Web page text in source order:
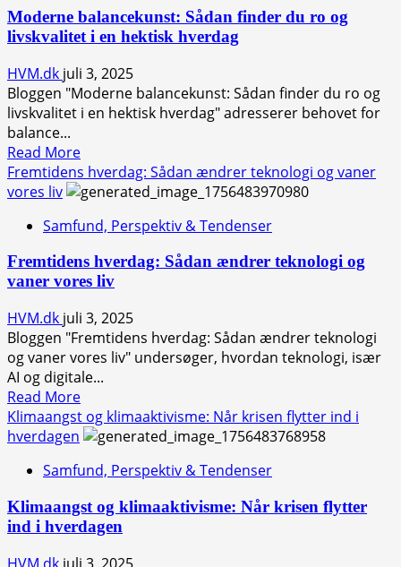
en
algoritmestyret
virkelighed:
Hvem
former
hvad
og
hvordan?
Moderne balancekunst: Sådan finder du ro og
livskvalitet i en hektisk hverdag
HVM.dk juli 3, 2025
Bloggen "Moderne balancekunst: Sådan finder du ro og
livskvalitet i en hektisk hverdag" adresserer behovet for
balance...
Read MoreRead
more
about
balancekunst:
finder
du
ro
og
livskvalitet
i
en
hektisk
hverdag
Fremtidens hverdag: Sådan ændrer teknologi og vaner
vores liv
Samfund, Perspektiv & Tendenser
Fremtidens hverdag: Sådan ændrer teknologi og
vaner vores liv
HVM.dk juli 3, 2025
Bloggen "Fremtidens hverdag: Sådan ændrer teknologi
og vaner vores liv" undersøger, hvordan teknologi, især
AI og digitale...
Read MoreRead
more
about
hverdag:
ændrer
teknologi
og
Klimaangst og klimaaktivisme: Når krisen flytter ind i
hverdagen
Samfund, Perspektiv & Tendenser
Klimaangst og klimaaktivisme: Når krisen flytter
ind i hverdagen
HVM.dk juli 3, 2025